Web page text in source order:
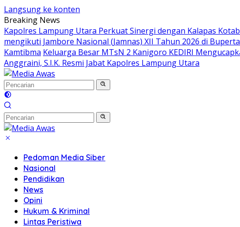
Langsung ke konten
Breaking News
Kapolres Lampung Utara Perkuat Sinergi dengan Kalapas
mengikuti Jambore Nasional (Jamnas) XII Tahun 2026 di
Kamtibma Keluarga Besar MTsN 2 Kanigoro KEDIRI
Anggraini, S.I.K. Resmi Jabat Kapolres Lampung Utara
Pedoman Media Siber
Nasional
Pendidikan
News
Opini
Hukum & Kriminal
Lintas Peristiwa